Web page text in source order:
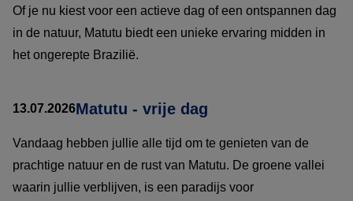
Of je nu kiest voor een actieve dag of een ontspannen dag
in de natuur, Matutu biedt een unieke ervaring midden in
het ongerepte Brazilië.
13.07.2026Matutu - vrije dag
Vandaag hebben jullie alle tijd om te genieten van de
prachtige natuur en de rust van Matutu. De groene vallei
waarin jullie verblijven, is een paradijs voor